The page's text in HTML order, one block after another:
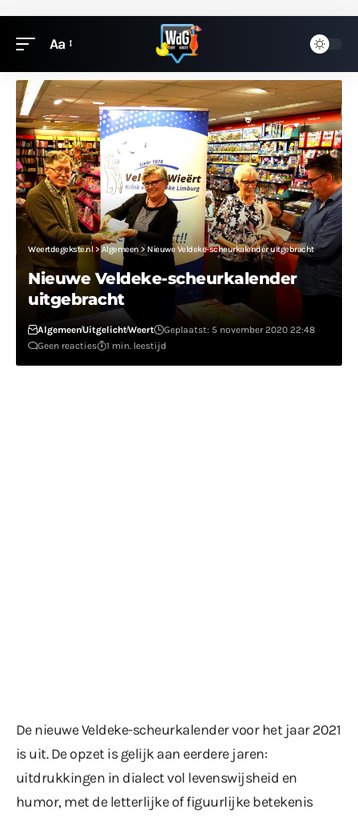
Aa
Weertdegekste.nl>Algemeen >Nieuwe Veldeke-scheurkalender uitgebracht
Nieuwe Veldeke-scheurkalender
uitgebracht
AlgemeenUitgelichtWeert
Geplaatst: 5 november 2020 22:48
Geen reacties
1 min. leestijd
De nieuwe Veldeke-scheurkalender voor het jaar 2021
is uit. De opzet is gelijk aan eerdere jaren:
uitdrukkingen in dialect vol levenswijsheid en
humor, met de letterlijke of figuurlijke betekenis